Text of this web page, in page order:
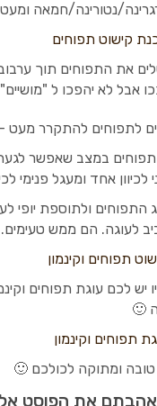
נטורינה/חמאה
אבל לא יהפכו ל
לתפוחים להתקרר מעט
במצב שאפשר לגעת
לכיוון אחד ומעגל
התפוחים ולתוספת
לעוגה. הם ממש טעימים.
יש לכם עוגת תפוחים
🙂
ומתוקה לכולכם 🙂
את הפוסט